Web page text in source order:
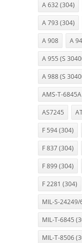
A 632 (304)
A 793 (304)
A 908 A
A 955 (S
A 988 (S
AMS-T-
AS7245
F 594 (304)
F 837 (304)
F 899 (304)
F 2281 (304)
MIL-S-24249/
MIL-T-6845
MIL-T-8506